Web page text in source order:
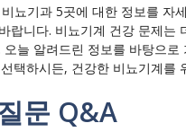
뇨기과 5곳에 대한 정보를 자
랍니다. 비뇨기계 건강 문제
늘 알려드린 정보를 바탕으
택하시든, 건강한 비뇨기계를
문 Q&A